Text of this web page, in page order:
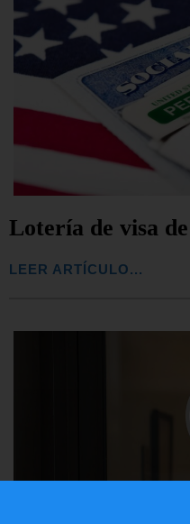
Lotería de visa
LEER ARTÍCULO...